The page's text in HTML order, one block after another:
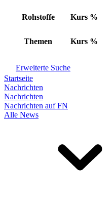
Rohstoffe Kurs %
Themen Kurs %
Erweiterte Suche
Startseite
Nachrichten
Nachrichten
Nachrichten auf FN
Alle News